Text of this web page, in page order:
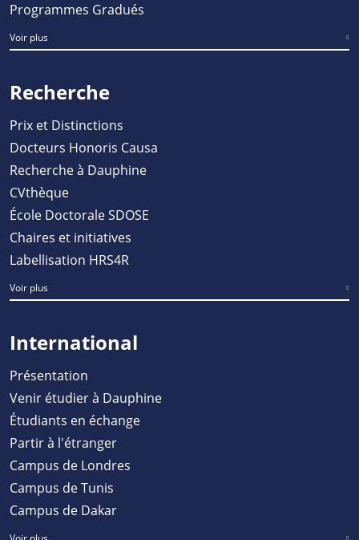
Programmes Gradués
Voir plus
Recherche
Prix et Distinctions
Docteurs Honoris Causa
Recherche à Dauphine
CVthèque
École Doctorale SDOSE
Chaires et initiatives
Labellisation HRS4R
Voir plus
International
Présentation
Venir étudier à Dauphine
Étudiants en échange
Partir à l'étranger
Campus de Londres
Campus de Tunis
Campus de Dakar